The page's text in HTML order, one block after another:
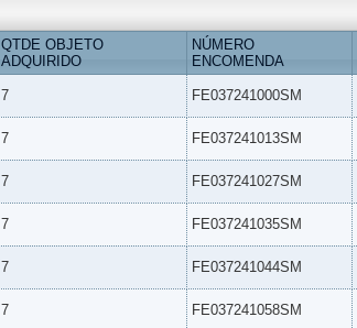
QTDE OBJETO
ADQUIRIDO
NÚMERO
ENCOMENDA
7 FE037241000SM
7 FE037241013SM
7 FE037241027SM
7 FE037241035SM
7 FE037241044SM
7 FE037241058SM